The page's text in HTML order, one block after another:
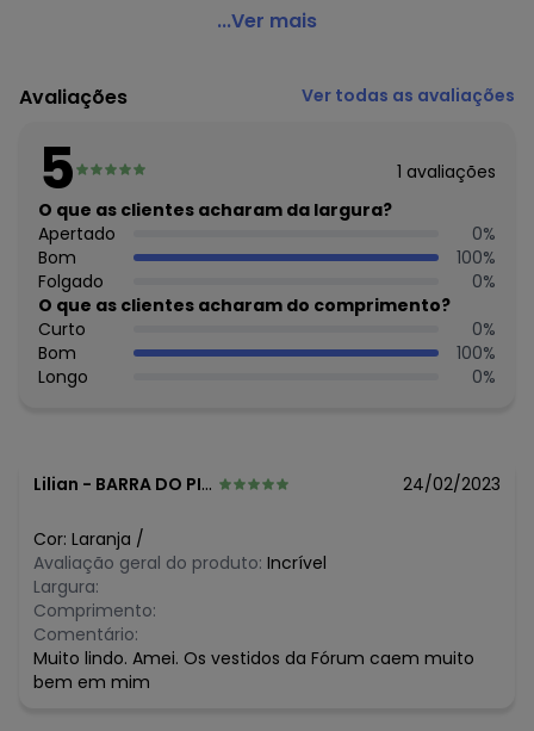
Forum - Vestido Midi de Viscose Estampado Laranja
Modelagem: Slim
Modelo: Evasê
Comprimento: Midi
Decote frente: V
Fechamento: Amarração
Tecido: Viscose
Composição: 100% viscose
...Ver mais
Avaliações Ver todas as avaliações
5 1 avaliações
O que as clientes acharam da largura?
Apertado
0%
Bom
100%
Folgado
0%
O que as clientes acharam do comprimento?
Curto
0%
Bom
100%
Longo
0%
Lilian - BARRA DO PIRAI - RJ 24/02/2023
Cor: Laranja /
Avaliação geral do produto: Incrível
Largura:
Comprimento:
Comentário:
Muito lindo. Amei. Os vestidos da Fórum caem muito
bem em mim